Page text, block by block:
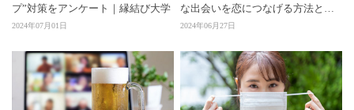
プ”対策をアンケート｜縁結び大学
2024年07月01日
な出会いを恋につなげる方法と
は？
2024年06月27日